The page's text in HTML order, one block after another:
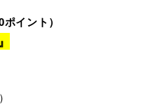
ポイント）